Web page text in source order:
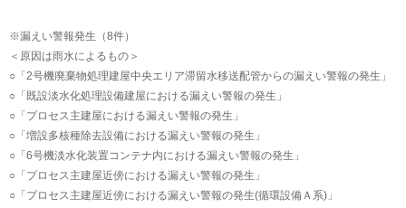
※漏えい警報発生（8件）
＜原因は雨水によるもの＞
○「2号機廃棄物処理建屋中央エリア滞留水移送配管からの漏えい警報の発生」
○「既設淡水化処理設備建屋における漏えい警報の発生」
○「プロセス主建屋における漏えい警報の発生」
○「増設多核種除去設備における漏えい警報の発生」
○「6号機淡水化装置コンテナ内における漏えい警報の発生」
○「プロセス主建屋近傍における漏えい警報の発生」
○「プロセス主建屋近傍における漏えい警報の発生(循環設備Ａ系)」